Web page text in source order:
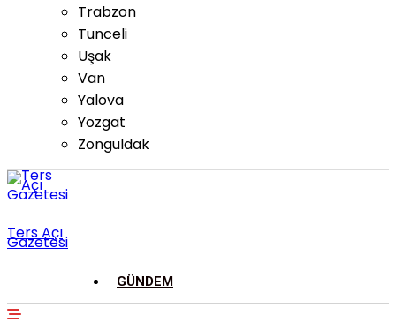
Trabzon
Tunceli
Uşak
Van
Yalova
Yozgat
Zonguldak
Ters Açı
Gazetesi
GÜNDEM